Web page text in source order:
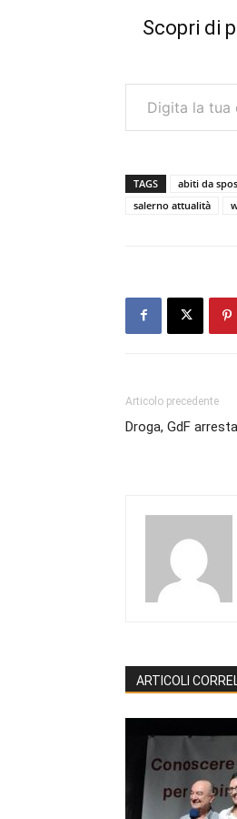
Scopri di
Digita la tua e-mail...
TAGS abiti da
salerno attualità
Articolo precedente
Droga, GdF
ARTICOLI